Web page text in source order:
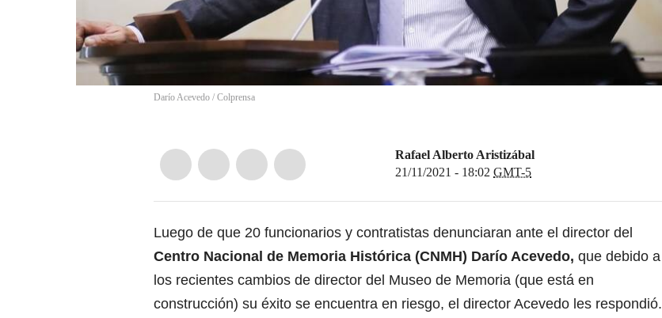
Darío Acevedo / Colprensa
Rafael Alberto Aristizábal
21/11/2021 - 18:02 GMT-5
Luego de que 20 funcionarios y contratistas denunciaran ante el director del
Centro Nacional de Memoria Histórica (CNMH) Darío Acevedo, que debido a
los recientes cambios de director del Museo de Memoria (que está en
construcción) su éxito se encuentra en riesgo, el director Acevedo les respondió.